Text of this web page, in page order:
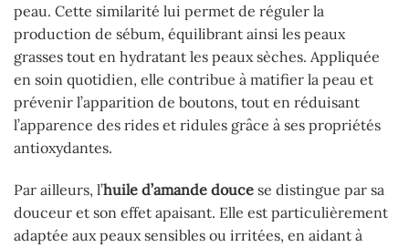
peau. Cette similarité lui permet de réguler la
production de sébum, équilibrant ainsi les peaux
grasses tout en hydratant les peaux sèches. Appliquée
en soin quotidien, elle contribue à matifier la peau et
prévenir l’apparition de boutons, tout en réduisant
l’apparence des rides et ridules grâce à ses propriétés
antioxydantes.
Par ailleurs, l’huile d’amande douce se distingue par sa
douceur et son effet apaisant. Elle est particulièrement
adaptée aux peaux sensibles ou irritées, en aidant à